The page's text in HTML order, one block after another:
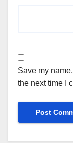
Save my
the next time I